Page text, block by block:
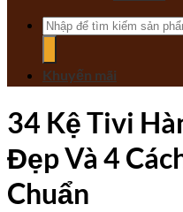
Tìm
kiếm:
Khuyến mãi
34 Kệ Tivi
Đẹp Và 4
Chuẩn